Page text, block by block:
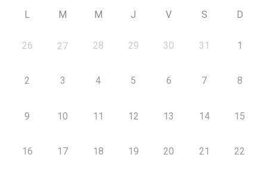
L M M J V S D
26 27 28 29 30 31 1
2 3 4 5 6 7 8
9 10 11 12 13 14 15
16 17 18 19 20 21 22